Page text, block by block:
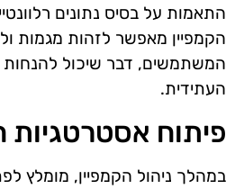
התאמות על בסיס נתונים
הקמפיין מאפשר לזהות מגמות
המשתמשים, דבר שיכול
העתידית.
פיתוח אסטרטגיות
במהלך ניהול הקמפיין, מומלץ